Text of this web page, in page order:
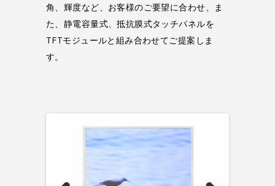
角、輝度など、お客様のご要望に合わせ、ま
た、静電容量式、抵抗膜式タッチパネルを
TFTモジュールと組み合わせてご提案しま
す。